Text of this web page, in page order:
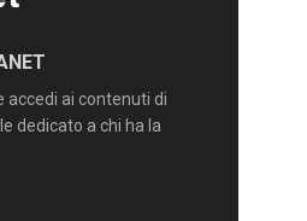
accedi ai contenuti di
dedicato a chi ha la